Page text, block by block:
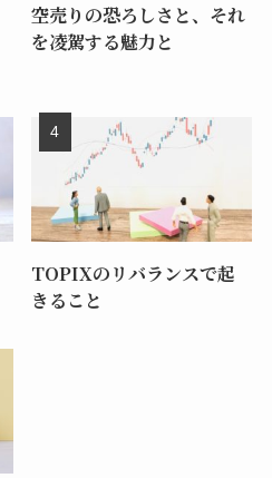
空売りの恐ろしさと、それ
を凌駕する魅力と
TOPIXのリバランスで起
きること